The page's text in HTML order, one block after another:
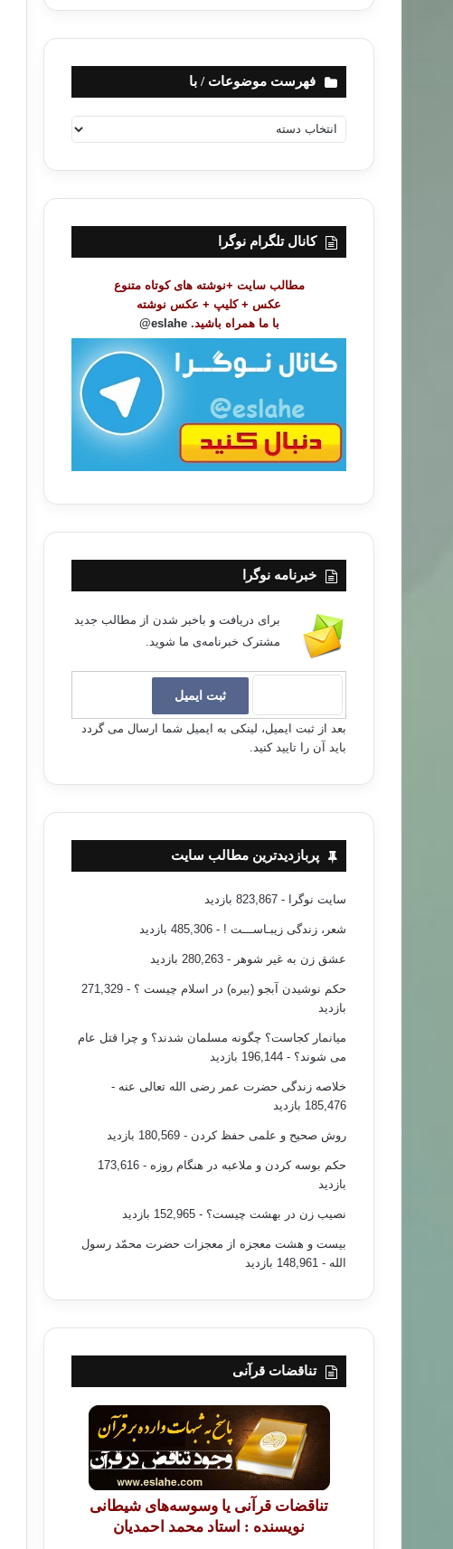
فهرست موضوعات / با
ه
ت
ض
کانال تلگرام نوگرا
مطالب سایت +نوشته های کوتاه متنوع
عکس + کلیپ + عکس نوشته
با ما همراه باشید. eslahe@
خبرنامه نوگرا
برای دریافت و باخبر شدن از مطالب جدید
مشترک خبرنامه‌ی ما شوید.
بعد از ثبت ایمیل، لینکی به ایمیل شما ارسال می گردد
باید آن را تایید کنید.
پربازدیدترین مطالب سایت
سایت نوگرا - 823,867 بازدید
شعر، زندگی زیبـاســـت ! - 485,306 بازدید
عشق زن به غیر شوهر - 280,263 بازدید
حکم نوشیدن آبجو (بیره) در اسلام چیست ؟
- 271,329
بازدید
میانمار کجاست؟ چگونه مسلمان شدند؟ و چرا قتل عام
می شوند؟ - 196,144 بازدید
خلاصه زندگی حضرت عمر رضی الله تعالی عنه -
185,476 بازدید
روش صحیح و علمی حفظ کردن - 180,569 بازدید
حکم بوسه کردن و ملاعبه در هنگام روزه
- 173,616
بازدید
نصیب زن در بهشت چیست؟ - 152,965 بازدید
بیست و هشت معجزه از معجزات حضرت محمّد رسول
الله - 148,961 بازدید
تناقضات قرآنی
تناقضات قرآنی یا وسوسه‌های شیطانی
نویسنده : استاد محمد احمدیان